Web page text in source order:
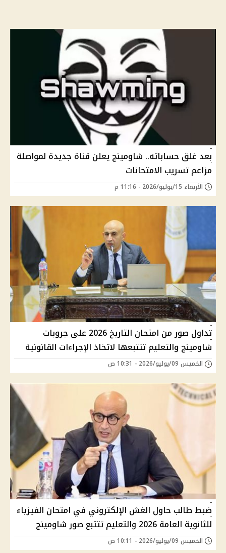
بعد غلق حساباته.. شاومينج يعلن قناة جديدة لمواصلة
مزاعم تسريب الامتحانات
الأربعاء 15/يوليو/2026 - 11:16 م
تداول صور من امتحان التاريخ 2026 على جروبات
شاومينج والتعليم تتتبعها لاتخاذ الإجراءات القانونية
الخميس 09/يوليو/2026 - 10:31 ص
ضبط طالب حاول الغش الإلكتروني في امتحان الفيزياء
للثانوية العامة 2026 والتعليم تتتبع صور شاومينج
الخميس 09/يوليو/2026 - 10:11 ص